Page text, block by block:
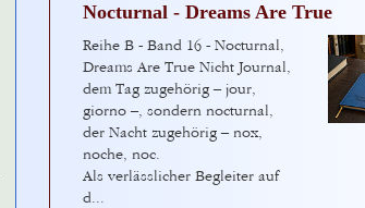
Nocturnal - Dreams Are True
Reihe B - Band 16 - Nocturnal,
Dreams Are True Nicht Journal,
dem Tag zugehörig – jour,
giorno –, sondern nocturnal,
der Nacht zugehörig – nox,
noche, noc.
Als verlässlicher Begleiter auf
d...